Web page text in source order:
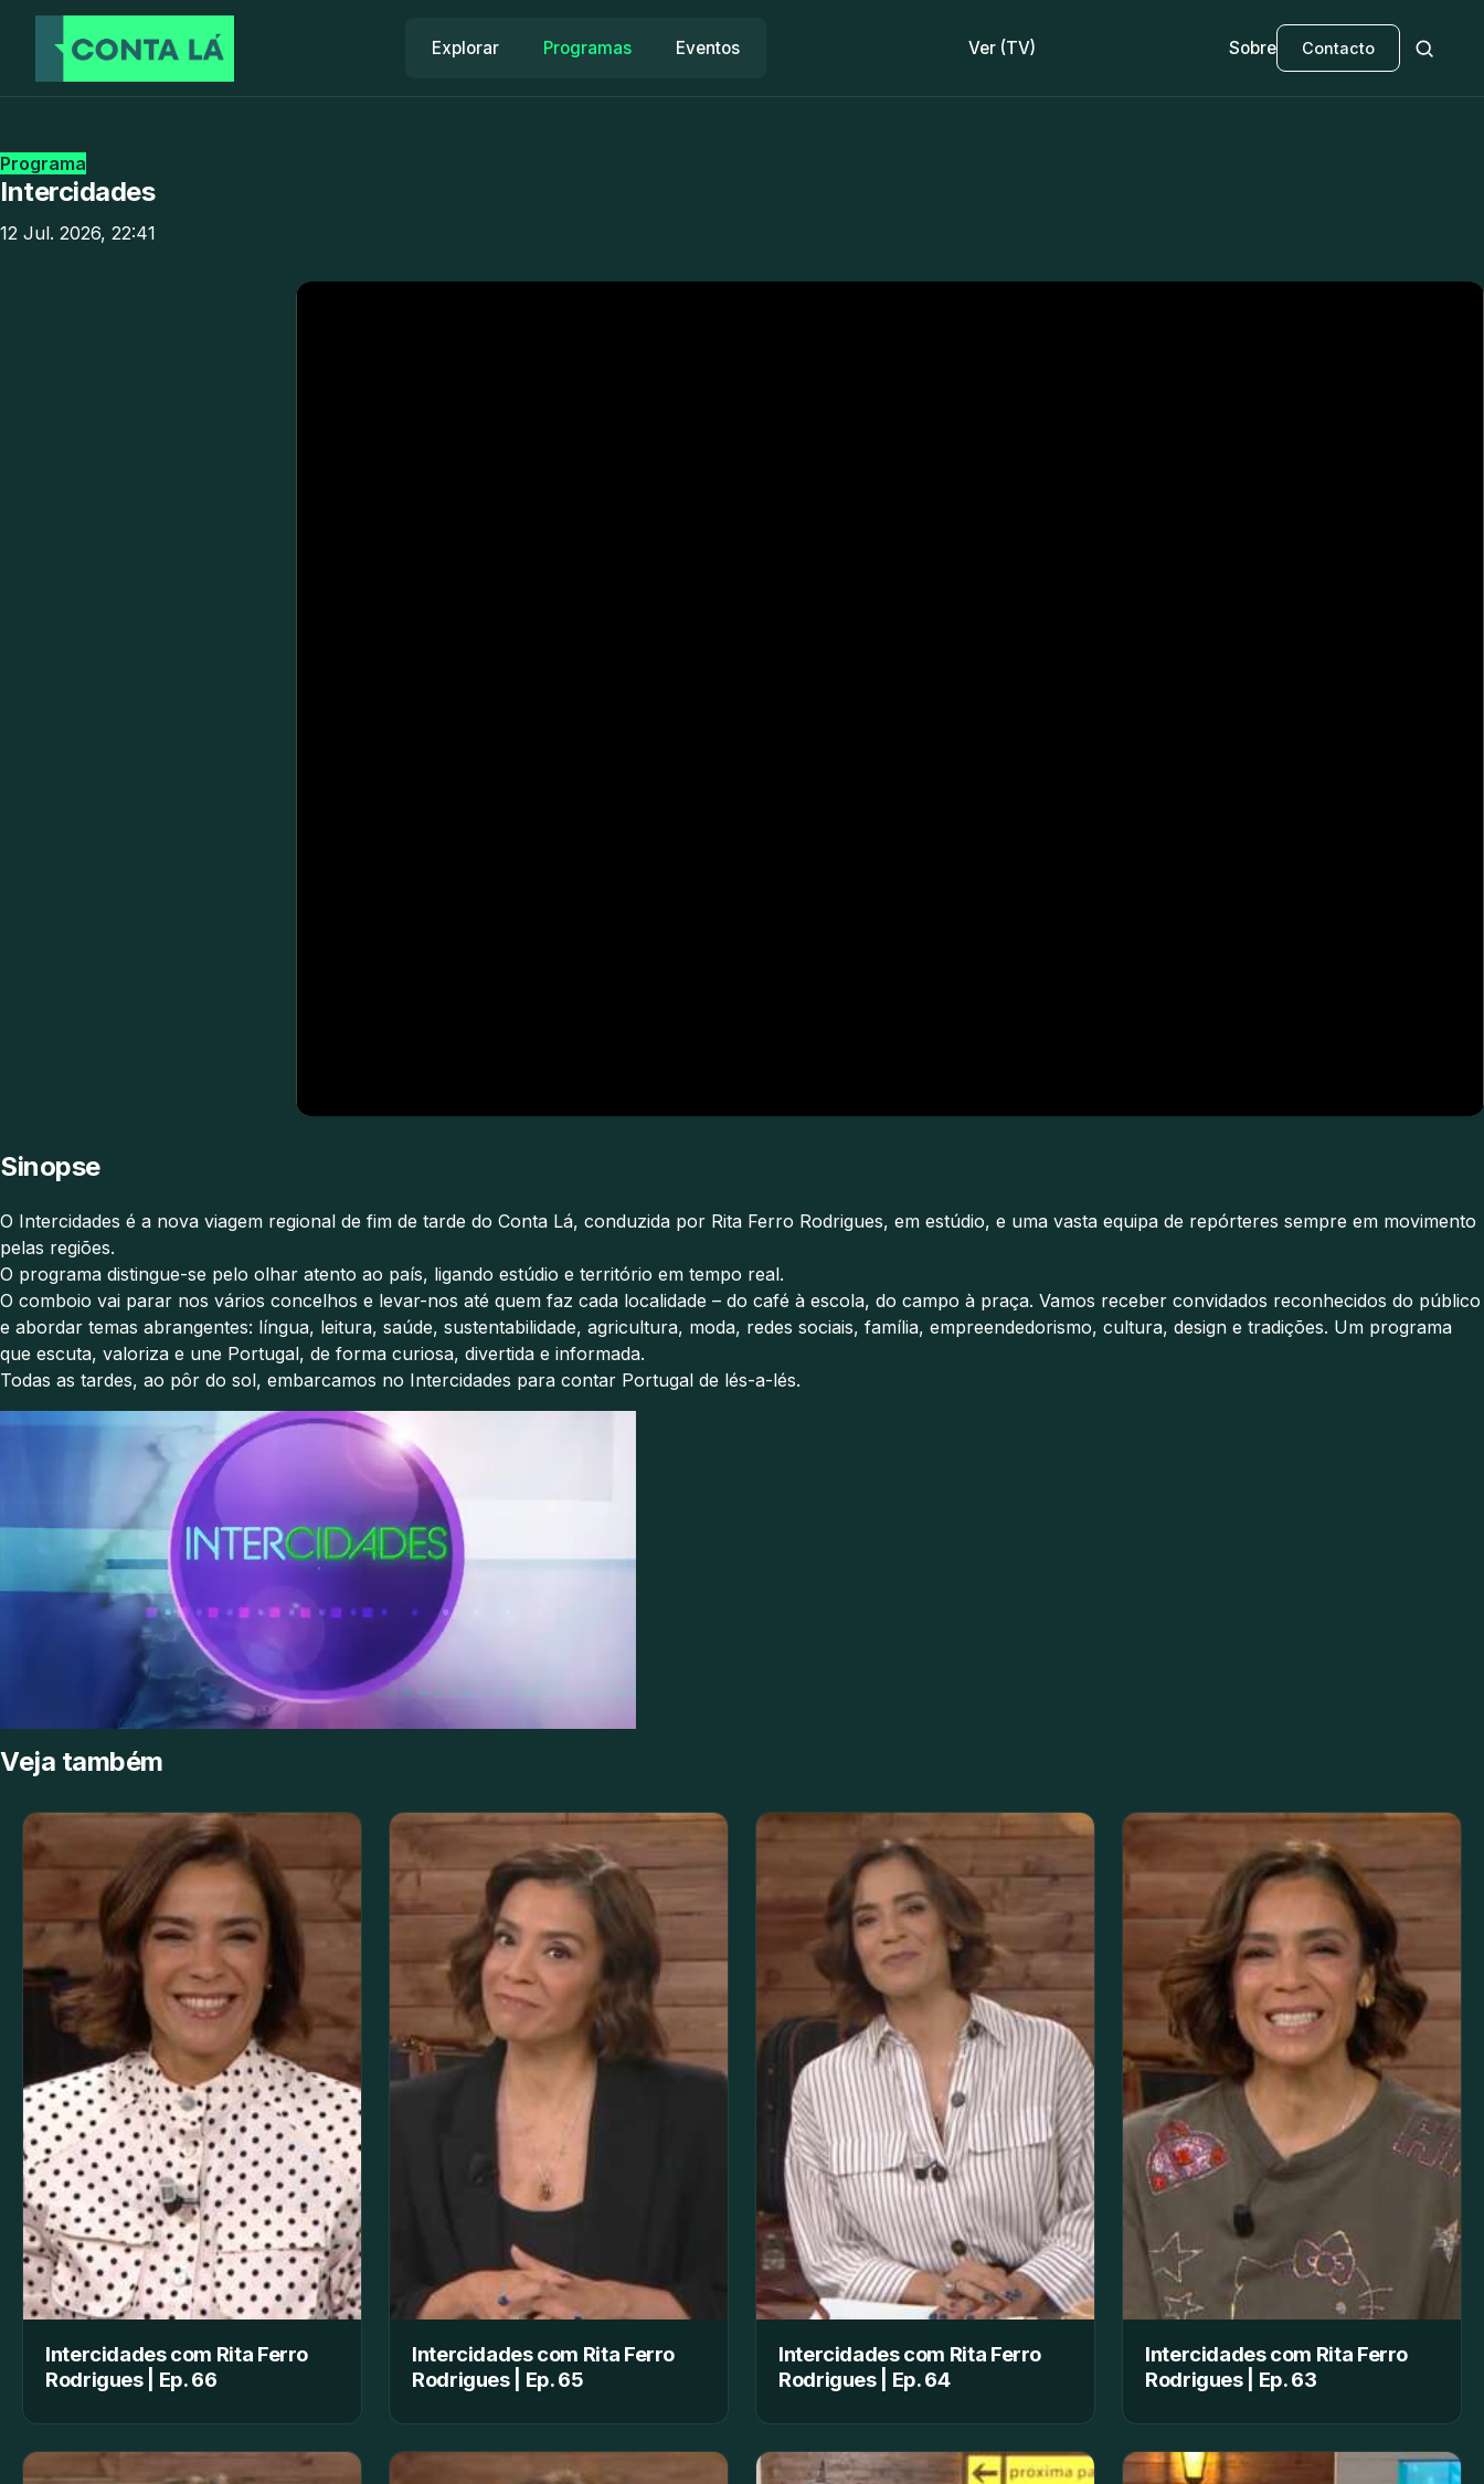
Explorar Programas Eventos Ver (TV) Sobre Contacto
Programa
Intercidades
12 Jul. 2026, 22:41
Sinopse
O Intercidades é a nova viagem regional de fim de tarde do Conta Lá, conduzida por Rita Ferro Rodrigues, em estúdio, e uma vasta equipa de repórteres sempre em movimento
pelas regiões.
O programa distingue-se pelo olhar atento ao país, ligando estúdio e território em tempo real.
O comboio vai parar nos vários concelhos e levar-nos até quem faz cada localidade – do café à escola, do campo à praça. Vamos receber convidados reconhecidos do público
e abordar temas abrangentes: língua, leitura, saúde, sustentabilidade, agricultura, moda, redes sociais, família, empreendedorismo, cultura, design e tradições. Um programa
que escuta, valoriza e une Portugal, de forma curiosa, divertida e informada.
Todas as tardes, ao pôr do sol, embarcamos no Intercidades para contar Portugal de lés-a-lés.
Veja também
Intercidades com Rita Ferro
Rodrigues | Ep. 66
Intercidades com Rita Ferro
Rodrigues | Ep. 65
Intercidades com Rita Ferro
Rodrigues | Ep. 64
Intercidades com Rita Ferro
Rodrigues | Ep. 63